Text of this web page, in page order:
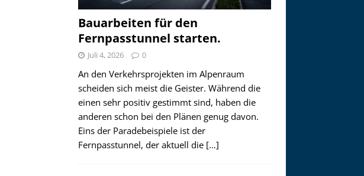
Bauarbeiten für den
Fernpasstunnel starten.
Juli 4, 2026 0
An den Verkehrsprojekten im Alpenraum
scheiden sich meist die Geister. Während die
einen sehr positiv gestimmt sind, haben die
anderen schon bei den Plänen genug davon.
Eins der Paradebeispiele ist der
Fernpasstunnel, der aktuell die […]